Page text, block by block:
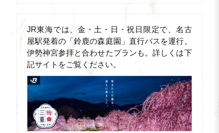
JR東海では、金・土・日・祝日限定で、名古
屋駅発着の「鈴鹿の森庭園」直行バスを運行。
伊勢神宮参拝と合わせたプランも。詳しくは下
記サイトをご覧ください。